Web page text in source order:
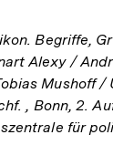
Begriffe,
Alexy /
Mushoff /
, Bonn, 2.
für